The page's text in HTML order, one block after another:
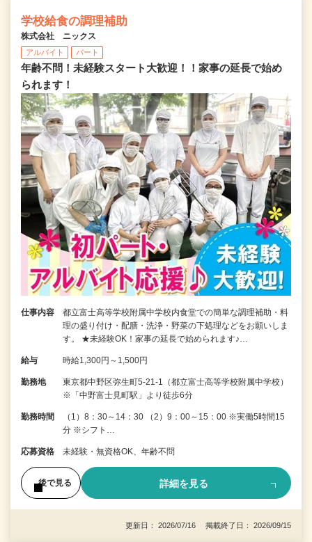
学校給食の調理補助
株式会社 ニックス
アルバイト パート
年齢不問！未経験スタート大歓迎！！家事の延長で始め
られます！
仕事内容
都立富士高等学校附属中学校内食堂での簡単な調理補助・料
理の盛り付け・配膳・洗浄・野菜の下処理などをお願いしま
す。 ★未経験OK！家事の延長で始められます♪…
給与 時給1,300円～1,500円
勤務地
東京都中野区弥生町5-21-1（都立富士高等学校附属中学校）
※「中野富士見町駅」より徒歩6分
勤務時間
（1）8：30～14：30 （2）9：00～15：00 ※実働5時間15
分 ※シフト…
応募資格 未経験・無資格OK、年齢不問
後で見る 詳細を見る
更新日： 2026/07/16 掲載終了日： 2026/09/15